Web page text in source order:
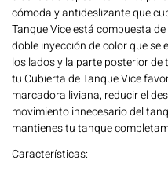
cómoda y antideslizante que
Tanque Vice está compuesta
doble inyección de color que se
los lados y la parte posterior de
tu Cubierta de Tanque Vice
marcadora liviana, reducir el
movimiento innecesario del
mantienes tu tanque
Características: